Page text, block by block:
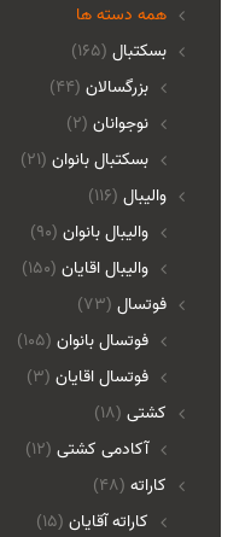
همه دسته ها
(165) بسکتبال
بزرگسالان (44)
نوجوانان (2)
بسکتبال بانوان (21)
(116) والیبال
واليبال بانوان (90)
واليبال اقايان (150)
(73) فوتسال
فوتسال بانوان (105)
فوتسال اقايان (3)
(18) کشتی
آکادمی کشتی (12)
(48) کاراته
کاراته آقایان (15)